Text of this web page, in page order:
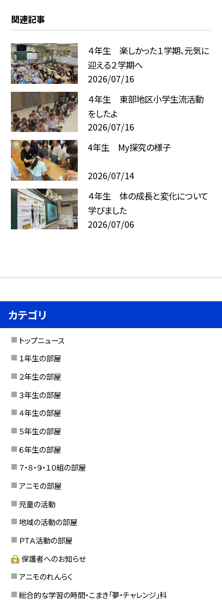
関連記事
４年生 楽しかった１学期、元気に
迎える２学期へ
2026/07/16
４年生 東部地区小学生流活動
をしたよ
2026/07/16
4年生 My探究の様子
2026/07/14
４年生 体の成長と変化について
学びました
2026/07/06
カテゴリ
トップニュース
１年生の部屋
２年生の部屋
３年生の部屋
４年生の部屋
５年生の部屋
６年生の部屋
７・８・９・１０組の部屋
アニモの部屋
児童の活動
地域の活動の部屋
ＰＴＡ活動の部屋
保護者へのお知らせ
アニモのれんらく
総合的な学習の時間・こまき「夢・チャレンジ」科